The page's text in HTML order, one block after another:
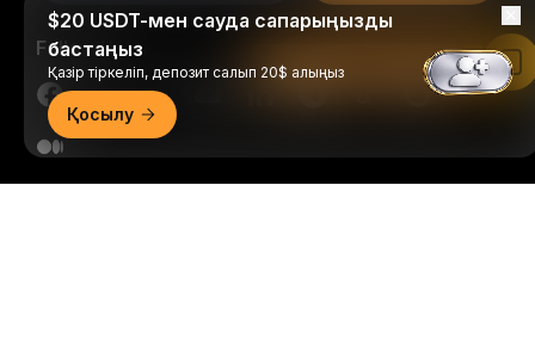
Follow Us
$20 USDT-мен сауда сапарыңызды
бастаңыз
Қазір тіркеліп, депозит салып 20$ алыңыз
Қосылу
Bybit қолданбасында оқу